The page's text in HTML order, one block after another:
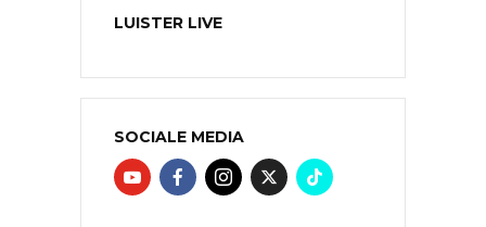
LUISTER LIVE
SOCIALE MEDIA